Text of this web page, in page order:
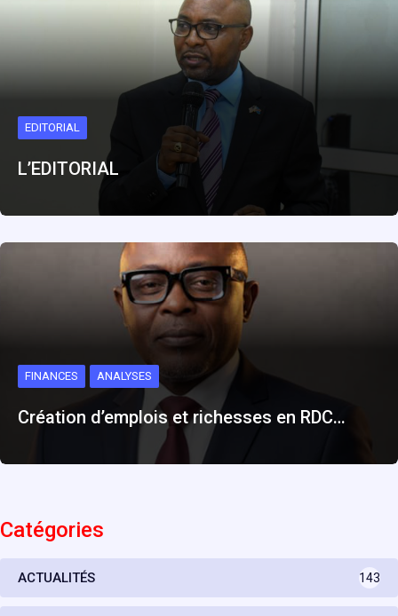
EDITORIAL
L’EDITORIAL
FINANCES ANALYSES
Création d’emplois et richesses en RDC…
Catégories
ACTUALITÉS 143